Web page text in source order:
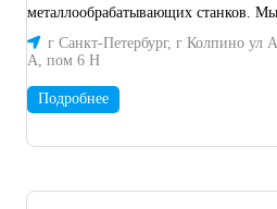
металлообрабатывающих станков.
предложить нашим клиентам: -
Передовые технологии для
готовы учитывать все ваши
Мы стремимся предложить нашим
ваше время и гарантируем
г Санкт-Петербург, г Колпино ул
А, пом 6 Н
Подробнее